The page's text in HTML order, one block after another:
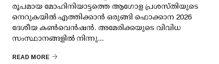
രൂപമായ മോഹിനിയാട്ടത്തെ ആഗോള പ്രശസ്തിയുടെ
നെറുകയില്‍ എത്തിക്കാന്‍ ഒരുങ്ങി ഫൊക്കാന 2026
ദേശീയ കണ്‍വെന്‍ഷന്‍. അമേരിക്കയുടെ വിവിധ
സംസ്ഥാനങ്ങളില്‍ നിന്നു...
READ MORE